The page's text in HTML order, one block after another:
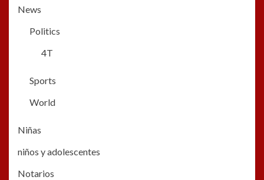
News
Politics
4T
Sports
World
Niñas
niños y adolescentes
Notarios